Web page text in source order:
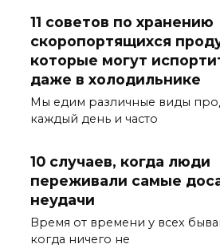
11 советов по хранению
скоропортящихся
которые могут
даже в холодильнике
Мы едим различные виды
каждый день и часто
10 случаев, когда люди
переживали самые
неудачи
Время от времени у всех
когда ничего не